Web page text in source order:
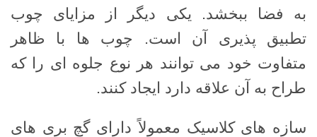
به فضا ببخشد. یکی دیگر از مزایای چوب
تطبیق پذیری آن است. چوب ها با ظاهر
متفاوت خود می توانند هر نوع جلوه ای را که
طراح به آن علاقه دارد ایجاد کنند.
سازه های کلاسیک معمولاً دارای گچ بری های